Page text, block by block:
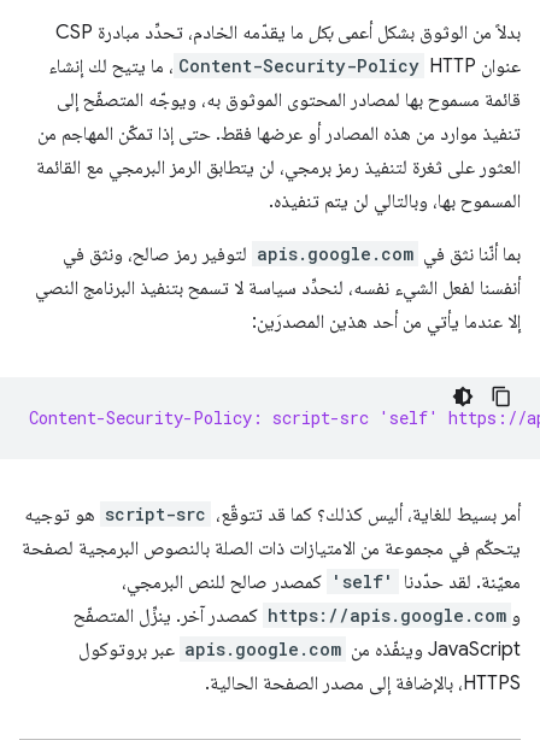
بدلاً من الوثوق بشكل أعمىبكل
ما يقدّمه الخادم، تحدِّد مبادرة CSP
عنوان HTTP
Content-Security-Policy ، ما يتيح لك إنشاء
قائمة مسموح بها لمصادر المحتوى الموثوق به، ويوجّه المتصفّح إلى
تنفيذ موارد من هذه المصادر أو عرضها فقط. حتى إذا تمكّن المهاجم من
العثور على ثغرة لتنفيذ رمز برمجي، لن يتطابق الرمز البرمجي مع القائمة
المسموح بها، وبالتالي لن يتم تنفيذه.
بما أنّنا نثق في apis.google.com لتوفير رمز صالح، ونثق في
أنفسنا لفعل الشيء نفسه، لنحدِّد سياسة لا تسمح بتنفيذ البرنامج النصي
إلا عندما يأتي من أحد هذين المصدرَين:
Content-Security-Policy: script-src 'self' https://
أمر بسيط للغاية، أليس كذلك؟ كما قد تتوقّع، script-src هو توجيه
يتحكّم في مجموعة من الامتيازات ذات الصلة بالنصوص البرمجية لصفحة
معيّنة. لقد حدّدنا
'self' كمصدر صالح للنص البرمجي،
و https://apis.google.com كمصدر آخر. ينزِّل المتصفّح
JavaScript وينفّذه من
apis.google.com عبر بروتوكول
HTTPS، بالإضافة إلى مصدر الصفحة الحالية.